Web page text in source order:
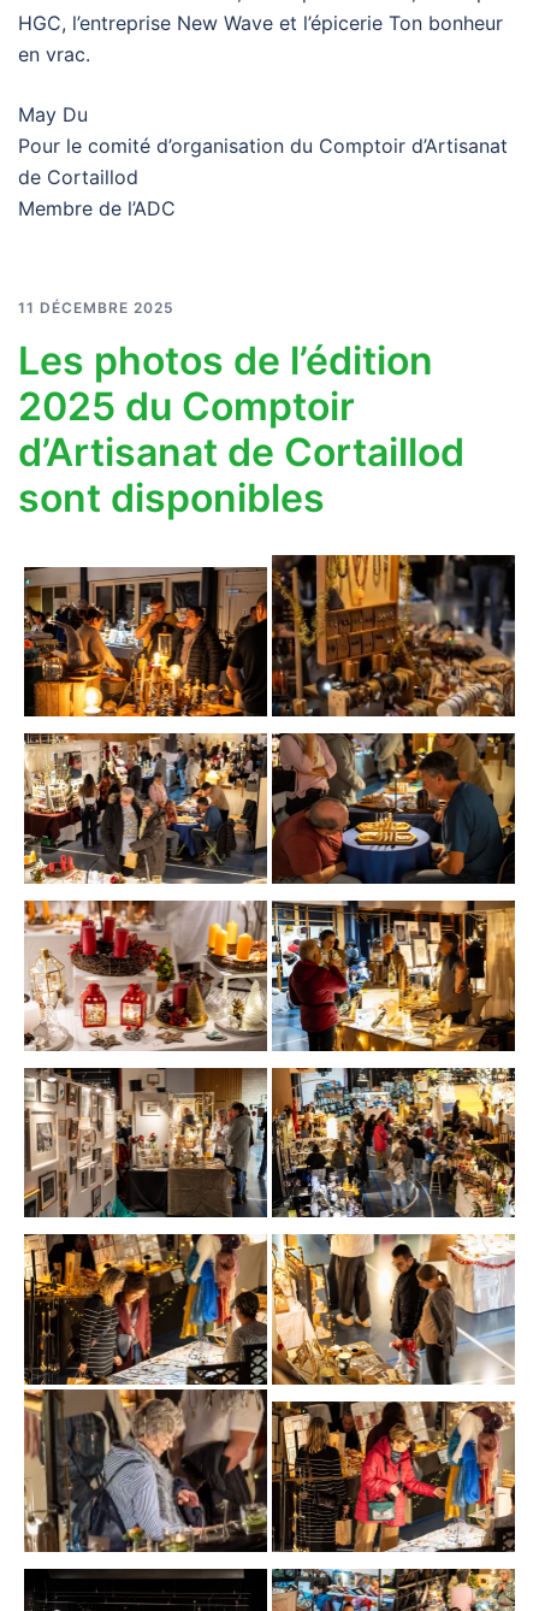
HGC, l’entreprise New Wave et l’épicerie Ton bonheur
en vrac.
May Du
Pour le comité d’organisation du Comptoir d’Artisanat
de Cortaillod
Membre de l’ADC
11 DÉCEMBRE 2025
Les photos de l’édition
2025 du Comptoir
d’Artisanat de Cortaillod
sont disponibles